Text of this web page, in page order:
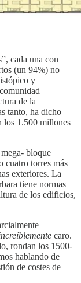
cada una con
(un 94%) no
y
de la
tanto, ha dicho
los 1.500 millones
bloque
cuatro torres más
exteriores. La
tiene normas
de los edificios,
caro.
rondan los 1500-
hablando de
de costes de